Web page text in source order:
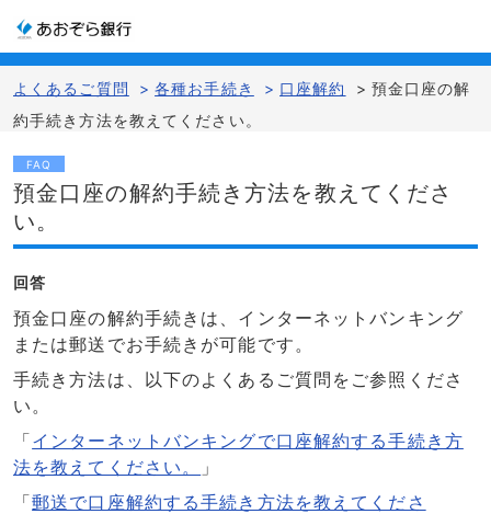
よくあるご質問 > 各種お手続き > 口座解約 > 預金口座の解
約手続き方法を教えてください。
FAQ
預金口座の解約手続き方法を教えてくださ
い。
回答
預金口座の解約手続きは、インターネットバンキング
または郵送でお手続きが可能です。
手続き方法は、以下のよくあるご質問をご参照くださ
い。
「インターネットバンキングで口座解約する手続き方
法を教えてください。
」
「郵送で口座解約する手続き方法を教えてくださ